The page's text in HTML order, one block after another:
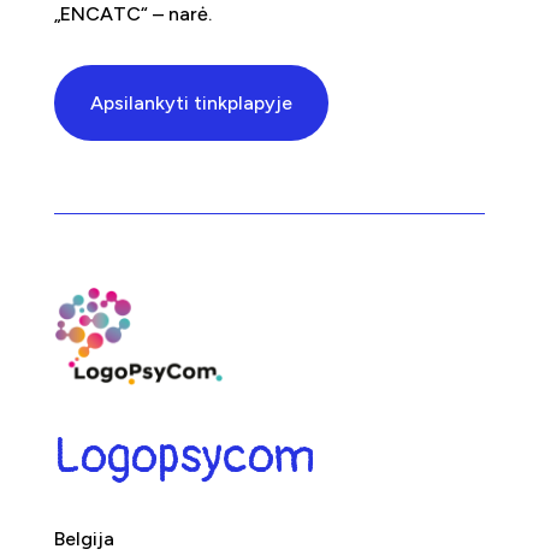
„ENCATC“ – narė.
Apsilankyti tinkplapyje
Logopsycom
Belgija